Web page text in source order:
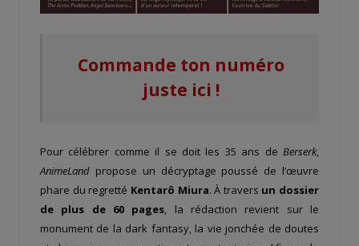
Commande ton numéro
juste ici !
Pour célébrer comme il se doit les 35 ans de Berserk,
AnimeLand propose un décryptage poussé de l’œuvre
phare du regretté Kentarô Miura. À travers un dossier
de plus de 60 pages, la rédaction revient sur le
monument de la dark fantasy, la vie jonchée de doutes